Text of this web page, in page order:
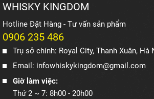
WHISKY KINGDOM
Hotline Đặt Hàng - Tư vấn sản phẩm
0906 235 486
Trụ sở chính: Royal City, Thanh Xuân, Hà
Email: infowhiskykingdom@gmail.com
Giờ làm việc:
Thứ 2 ~ 7: 8h00 - 20h00